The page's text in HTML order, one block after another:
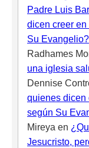
Padre Luis
dicen creer
Su Evangelio?
Radhames
una iglesia
Dennise
quienes dicen
según Su
Mireya en
Jesucristo,